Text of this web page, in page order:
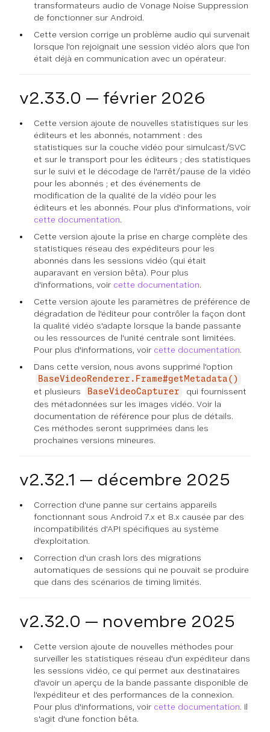
transformateurs audio de Vonage Noise Suppression
de fonctionner sur Android.
Cette version corrige un problème audio qui survenait
lorsque l'on rejoignait une session vidéo alors que l'on
était déjà en communication avec un opérateur.
v2.33.0 — février 2026
Cette version ajoute de nouvelles statistiques sur les
éditeurs et les abonnés, notamment : des
statistiques sur la couche vidéo pour simulcast/SVC
et sur le transport pour les éditeurs ; des statistiques
sur le suivi et le décodage de l'arrêt/pause de la vidéo
pour les abonnés ; et des événements de
modification de la qualité de la vidéo pour les
éditeurs et les abonnés. Pour plus d'informations, voir
cette documentation.
Cette version ajoute la prise en charge complète des
statistiques réseau des expéditeurs pour les
abonnés dans les sessions vidéo (qui était
auparavant en version bêta). Pour plus
d'informations, voir cette documentation.
Cette version ajoute les paramètres de préférence de
dégradation de l'éditeur pour contrôler la façon dont
la qualité vidéo s'adapte lorsque la bande passante
ou les ressources de l'unité centrale sont limitées.
Pour plus d'informations, voir cette documentation.
Dans cette version, nous avons supprimé l'option
BaseVideoRenderer.Frame#getMetadata()
et plusieurs BaseVideoCapturer
qui fournissent
des métadonnées sur les images vidéo. Voir la
documentation de référence pour plus de détails.
Ces méthodes seront supprimées dans les
prochaines versions mineures.
v2.32.1 — décembre 2025
Correction d'une panne sur certains appareils
fonctionnant sous Android 7.x et 8.x causée par des
incompatibilités d'API spécifiques au système
d'exploitation.
Correction d'un crash lors des migrations
automatiques de sessions qui ne pouvait se produire
que dans des scénarios de timing limités.
v2.32.0 — novembre 2025
Cette version ajoute de nouvelles méthodes pour
surveiller les statistiques réseau d'un expéditeur dans
les sessions vidéo, ce qui permet aux destinataires
d'avoir un aperçu de la bande passante disponible de
l'expéditeur et des performances de la connexion.
Pour plus d'informations, voir cette documentation. Il
s'agit d'une fonction bêta.